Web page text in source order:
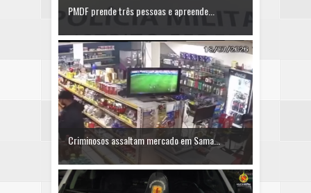
PMDF prende três pessoas e apreende...
Criminosos assaltam mercado em Sama...